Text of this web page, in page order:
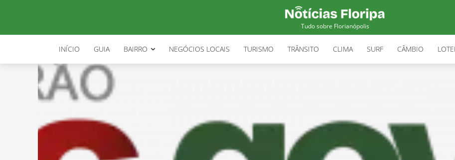
Tudo sobre Florianópolis
INÍCIO GUIA BAIRRO NEGÓCIOS LOCAIS TURISMO TRÂNSITO CLIMA SURF CÂMBIO